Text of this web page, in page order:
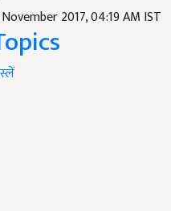
2017, 04:19 AM IST